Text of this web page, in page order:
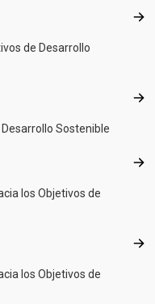
de Desarrollo
Sostenible
los Objetivos de
los Objetivos de